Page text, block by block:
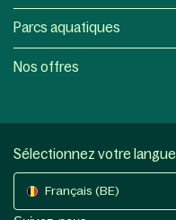
Parcs aquatiques
Nos offres
Sélectionnez votre langue
Français (BE)